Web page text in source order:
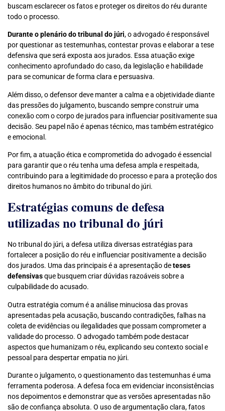
buscam esclarecer os fatos e proteger os direitos do réu durante
todo o processo.
Durante o plenário do tribunal do júri, o advogado é responsável
por questionar as testemunhas, contestar provas e elaborar a tese
defensiva que será exposta aos jurados. Essa atuação exige
conhecimento aprofundado do caso, da legislação e habilidade
para se comunicar de forma clara e persuasiva.
Além disso, o defensor deve manter a calma e a objetividade diante
das pressões do julgamento, buscando sempre construir uma
conexão com o corpo de jurados para influenciar positivamente sua
decisão. Seu papel não é apenas técnico, mas também estratégico
e emocional.
Por fim, a atuação ética e comprometida do advogado é essencial
para garantir que o réu tenha uma defesa ampla e respeitada,
contribuindo para a legitimidade do processo e para a proteção dos
direitos humanos no âmbito do tribunal do júri.
Estratégias comuns de defesa
utilizadas no tribunal do júri
No tribunal do júri, a defesa utiliza diversas estratégias para
fortalecer a posição do réu e influenciar positivamente a decisão
dos jurados. Uma das principais é a apresentação deteses
defensivasque busquem criar dúvidas razoáveis sobre a
culpabilidade do acusado.
Outra estratégia comum é a análise minuciosa das provas
apresentadas pela acusação, buscando contradições, falhas na
coleta de evidências ou ilegalidades que possam comprometer a
validade do processo. O advogado também pode destacar
aspectos que humanizam o réu, explicando seu contexto social e
pessoal para despertar empatia no júri.
Durante o julgamento, o questionamento das testemunhas é uma
ferramenta poderosa. A defesa foca em evidenciar inconsistências
nos depoimentos e demonstrar que as versões apresentadas não
são de confiança absoluta. O uso de argumentação clara, fatos